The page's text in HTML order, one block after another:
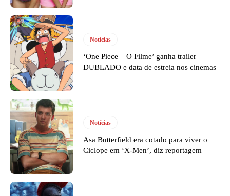
Notícias
‘One Piece – O Filme’ ganha trailer
DUBLADO e data de estreia nos cinemas
Notícias
Asa Butterfield era cotado para viver o
Ciclope em ‘X-Men’, diz reportagem